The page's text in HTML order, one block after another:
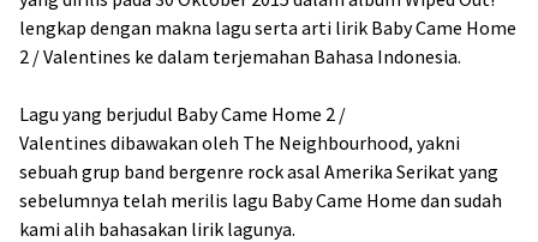
lengkap dengan makna lagu serta arti lirik Baby Came Home
2 / Valentines ke dalam terjemahan Bahasa Indonesia.
Lagu yang berjudul Baby Came Home 2 /
Valentines dibawakan oleh The Neighbourhood, yakni
sebuah grup band bergenre rock asal Amerika Serikat yang
sebelumnya telah merilis lagu Baby Came Home dan sudah
kami alih bahasakan lirik lagunya.